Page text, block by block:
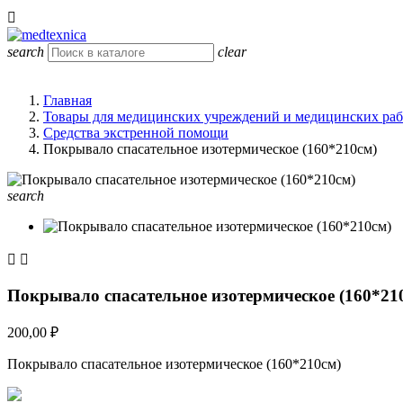

search clear
Главная
Товары для медицинских учреждений и медицинских
Средства экстренной помощи
Покрывало спасательное изотермическое (160*210см)
search
 
Покрывало спасательное изотермическое
200,00 ₽
Покрывало спасательное изотермическое (160*210см)